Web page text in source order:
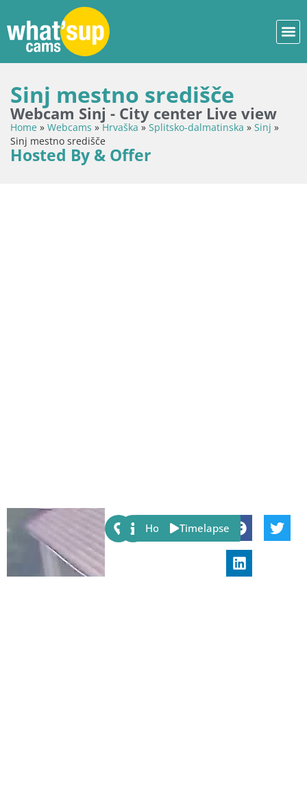
Sinj mestno središče
Webcam Sinj - City center Live view
Home » Webcams »Hrvaška » Splitsko-dalmatinska » Sinj »
Sinj mestno središče
Hosted By & Offer
Share:
Host Timelapse